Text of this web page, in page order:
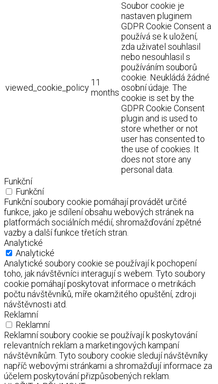
viewed_cookie_policy
11
months
Soubor cookie je
nastaven pluginem
GDPR Cookie Consent a
používá se k uložení,
zda uživatel souhlasil
nebo nesouhlasil s
používáním souborů
cookie. Neukládá žádné
osobní údaje. The
cookie is set by the
GDPR Cookie Consent
plugin and is used to
store whether or not
user has consented to
the use of cookies. It
does not store any
personal data.
Funkční
Funkční
Funkční soubory cookie pomáhají provádět určité
funkce, jako je sdílení obsahu webových stránek na
platformách sociálních médií, shromažďování zpětné
vazby a další funkce třetích stran.
Analytické
Analytické
Analytické soubory cookie se používají k pochopení
toho, jak návštěvníci interagují s webem. Tyto soubory
cookie pomáhají poskytovat informace o metrikách
počtu návštěvníků, míře okamžitého opuštění, zdroji
návštěvnosti atd.
Reklamní
Reklamní
Reklamní soubory cookie se používají k poskytování
relevantních reklam a marketingových kampaní
návštěvníkům. Tyto soubory cookie sledují návštěvníky
napříč webovými stránkami a shromažďují informace za
účelem poskytování přizpůsobených reklam.